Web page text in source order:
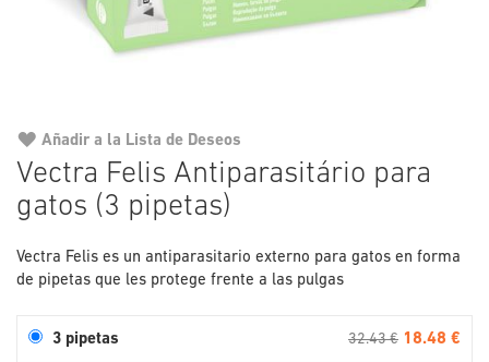
Vectra Felis Antiparasitário para
gatos (3 pipetas)
Vectra Felis es un antiparasitario externo para gatos en forma
de pipetas que les protege frente a las pulgas
3 pipetas 32.43 € 18.48 €
Añadir a la Lista de Deseos
al
la
galería